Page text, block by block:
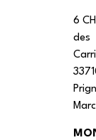
6
des